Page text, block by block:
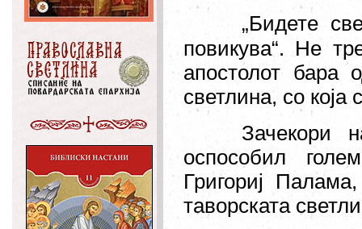
„Бидете
повикува“. Не
апостолот
светлина, со
Зачекори
оспособил
Григориј
таворската